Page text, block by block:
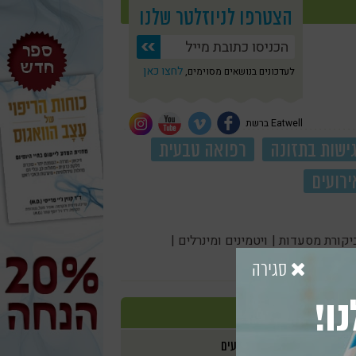
הצטרפו לניוזלטר שלנו
לעדכונים בנושאים מסוימים, לחצו כאן
Eatwell ברשת
גישות בתזונה
רפואה טבעית
מסעדות | ויטמינים ומינרלים |
אירועים
סגירה